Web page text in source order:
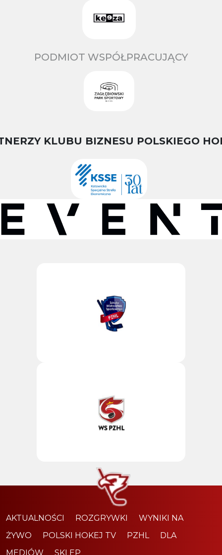
PODMIOT WSPÓŁPRACUJĄCY
KLUBU BIZNESU POLSKIEGO
AKTUALNOŚCI ROZGRYWKI
WYNIKI NA
ŻYWO
POLSKI HOKEJ TV PZHL
DLA
MEDIÓW
SKLEP